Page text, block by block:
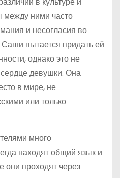
между ними часто
и несогласия во
пытается придать ей
однако это не
сердце девушки. Она
в мире, не
или только
много
находят общий язык и
они проходят через